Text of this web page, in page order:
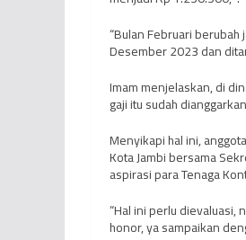
“Bulan Februari
Desember 2023 dan
Imam menjelaskan, di
gaji itu sudah
Menyikapi hal ini,
Kota Jambi bersama
aspirasi para Tenaga
“Hal ini perlu dievaluasi,
honor, ya sampaikan